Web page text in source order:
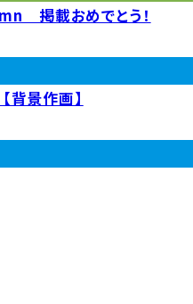
掲載おめでとう！
背景作画】